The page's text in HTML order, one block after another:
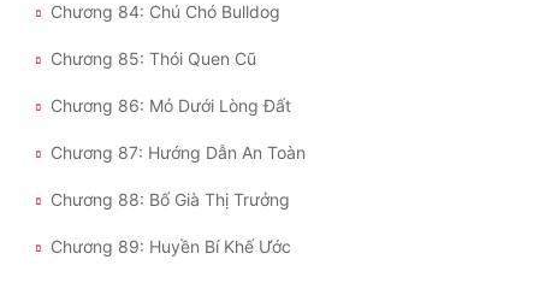
Chương 84: Chú Chó Bulldog
Chương 85: Thói Quen Cũ
Chương 86: Mỏ Dưới Lòng Đất
Chương 87: Hướng Dẫn An Toàn
Chương 88: Bố Già Thị Trưởng
Chương 89: Huyền Bí Khế Ước